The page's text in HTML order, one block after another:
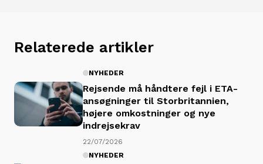
Relaterede artikler
NYHEDER
Rejsende må håndtere fejl i ETA-
ansøgninger til Storbritannien,
højere omkostninger og nye
indrejsekrav
22/07/2026
NYHEDER